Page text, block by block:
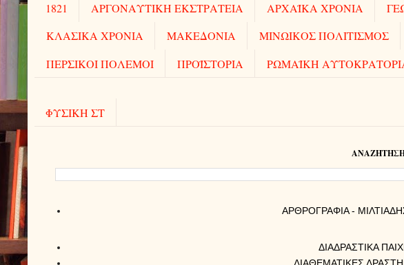
1821 ΑΡΓΟΝΑΥΤΙΚΗ ΕΚΣΤΡΑΤΕΙΑ ΑΡΧΑΪΚΑ ΧΡΟΝΙΑ
ΚΛΑΣΙΚΑ ΧΡΟΝΙΑ
ΜΑΚΕΔΟΝΙΑ ΜΙΝΩΙΚΟΣ ΠΟΛΙΤΙΣΜΟΣ
ΠΕΡΣΙΚΟΙ ΠΟΛΕΜΟΙ
ΠΡΟΪΣΤΟΡΙΑ ΡΩΜΑΪΚΗ
ΦΥΣΙΚΗ ΣΤ
AΡΘΡΟΓΡΑΦΙΑ -
ΔΙΑΔΡΑΣΤΙΚΑ